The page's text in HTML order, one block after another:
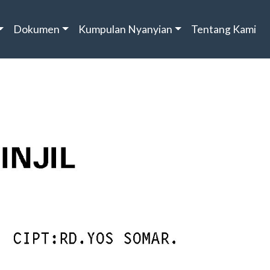
Dokumen Kumpulan Nyanyian Tentang Kami